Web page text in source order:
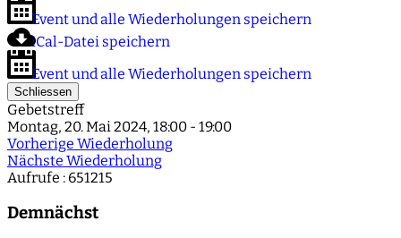
Event und alle Wiederholungen speichern
iCal-Datei speichern
Event und alle Wiederholungen speichern
Schliessen
Gebetstreff
Montag, 20. Mai 2024, 18:00 - 19:00
Vorherige Wiederholung
Nächste Wiederholung
Aufrufe : 651215
Demnächst